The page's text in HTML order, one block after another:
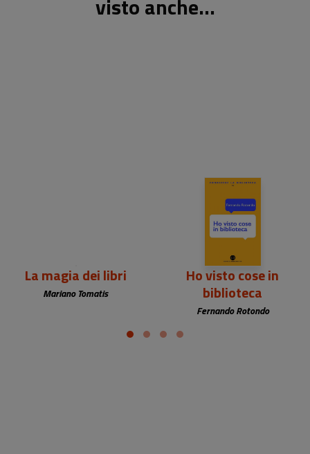
visto anche...
La magia dei libri
Mariano Tomatis
Ho visto cose in
biblioteca
Fernando Rotondo